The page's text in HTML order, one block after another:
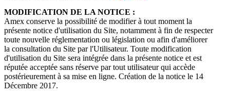
MODIFICATION DE LA NOTICE :
Amex conserve la possibilité de modifier à tout moment la
présente notice d'utilisation du Site, notamment à fin de respecter
toute nouvelle réglementation ou législation ou afin d'améliorer
la consultation du Site par l'Utilisateur. Toute modification
d'utilisation du Site sera intégrée dans la présente notice et est
réputée acceptée sans réserve par tout utilisateur qui accède
postérieurement à sa mise en ligne. Création de la notice le 14
Décembre 2017.